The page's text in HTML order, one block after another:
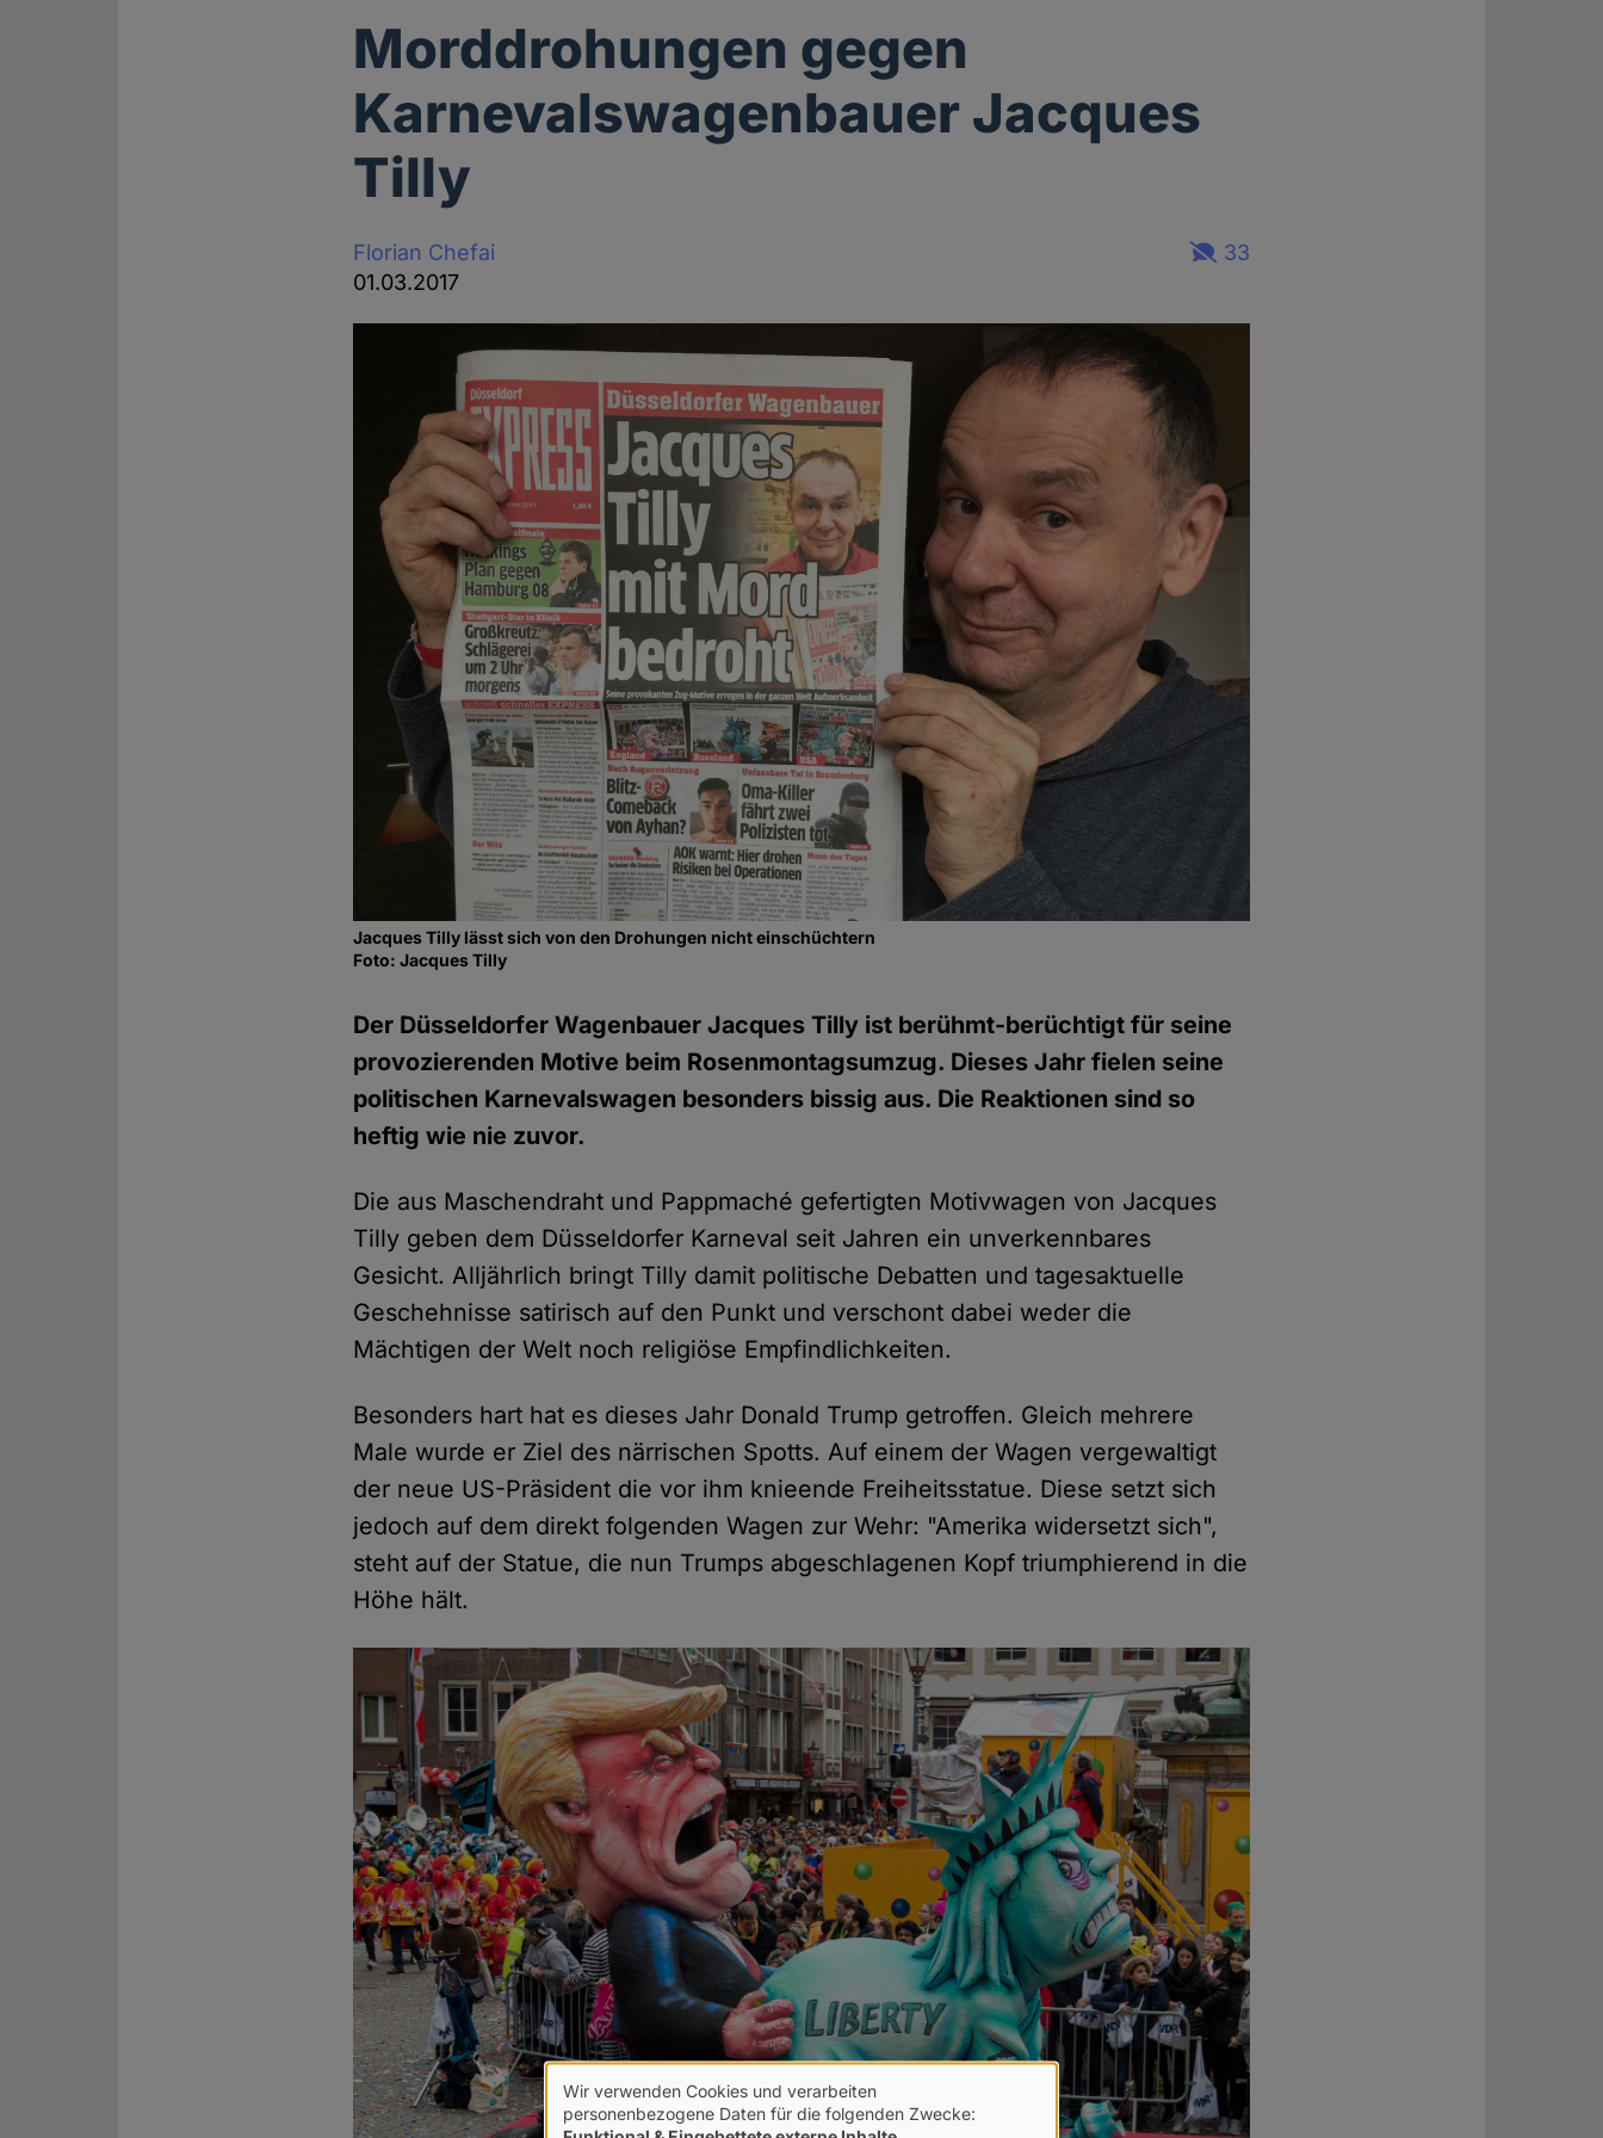
Morddrohungen gegen
Karnevalswagenbauer Jacques
Tilly
Florian Chefai
01.03.2017
33
Jacques Tilly lässt sich von den Drohungen nicht einschüchtern
Foto: Jacques Tilly
Der Düsseldorfer Wagenbauer Jacques Tilly ist berühmt-berüchtigt für seine
provozierenden Motive beim Rosenmontagsumzug. Dieses Jahr fielen seine
politischen Karnevalswagen besonders bissig aus. Die Reaktionen sind so
heftig wie nie zuvor.
Die aus Maschendraht und Pappmaché gefertigten Motivwagen von Jacques
Tilly geben dem Düsseldorfer Karneval seit Jahren ein unverkennbares
Gesicht. Alljährlich bringt Tilly damit politische Debatten und tagesaktuelle
Geschehnisse satirisch auf den Punkt und verschont dabei weder die
Mächtigen der Welt noch religiöse Empfindlichkeiten.
Besonders hart hat es dieses Jahr Donald Trump getroffen. Gleich mehrere
Male wurde er Ziel des närrischen Spotts. Auf einem der Wagen vergewaltigt
der neue US-Präsident die vor ihm knieende Freiheitsstatue. Diese setzt sich
jedoch auf dem direkt folgenden Wagen zur Wehr: "Amerika widersetzt sich",
steht auf der Statue, die nun Trumps abgeschlagenen Kopf triumphierend in die
Höhe hält.
Verwendung
Wir verwenden Cookies und verarbeiten
personenbezogene Daten für die folgenden Zwecke: